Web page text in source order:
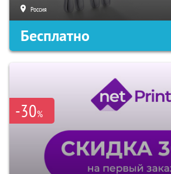
Россия
Бесплатно
-30%